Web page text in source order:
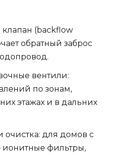
(backflow
обратный заброс
вентили:
по зонам,
этажах и в дальних
для домов с
фильтры,